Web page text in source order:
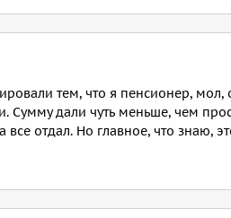
тем, что я пенсионер,
дали чуть меньше, чем
отдал. Но главное, что знаю,